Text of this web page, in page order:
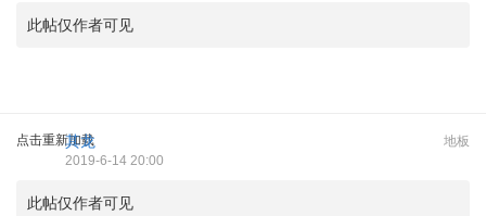
此帖仅作者可见
点击重新加载 地板
其龙
2019-6-14 20:00
此帖仅作者可见